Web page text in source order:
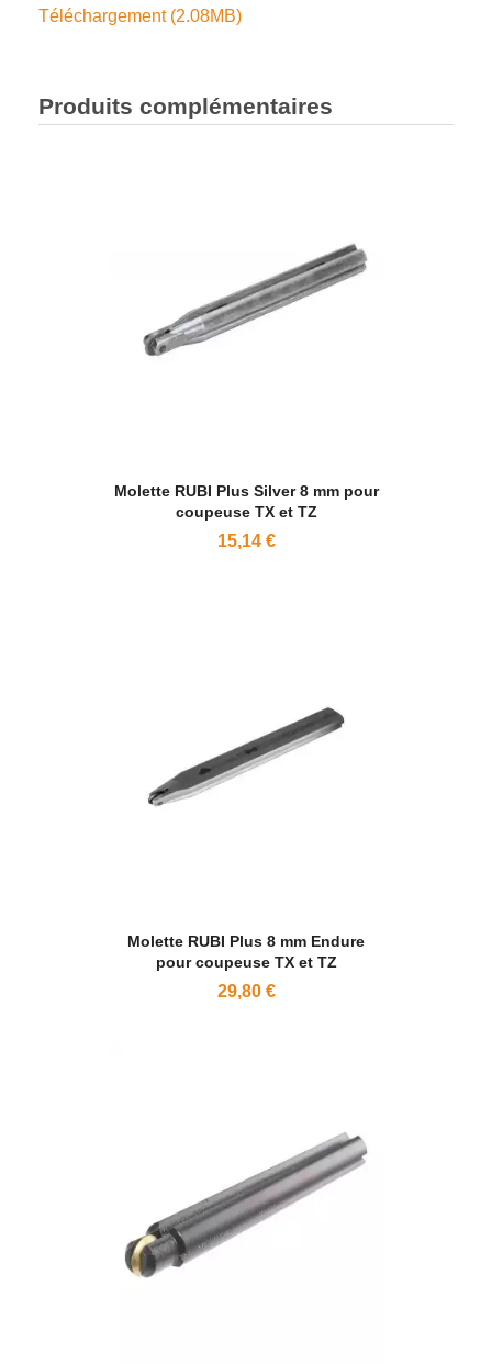
Téléchargement (2.08MB)
Produits complémentaires
Molette RUBI Plus Silver 8 mm pour
coupeuse TX et TZ
15,14 €
Molette RUBI Plus 8 mm Endure
pour coupeuse TX et TZ
29,80 €